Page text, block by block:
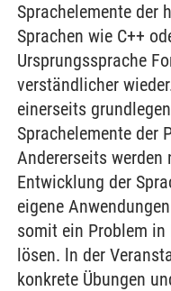
Sprachelemente der
Sprachen wie C++
Ursprungssprache
verständlicher
einerseits
Sprachelemente der
Andererseits werden
Entwicklung der
eigene
somit ein Problem
lösen. ln der
konkrete Übungen